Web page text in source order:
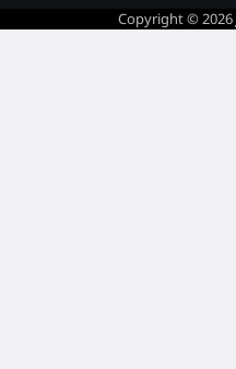
Copyright © 2026